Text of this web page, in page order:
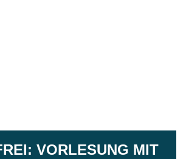
VORLESUNG MIT